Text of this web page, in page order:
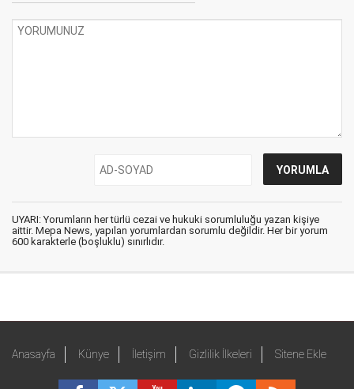
UYARI: Yorumların her türlü cezai ve hukuki sorumluluğu yazan kişiye
aittir. Mepa News, yapılan yorumlardan sorumlu değildir. Her bir yorum
600 karakterle (boşluklu) sınırlıdır.
Anasayfa Künye İletişim Gizlilik İlkeleri Sitene Ekle